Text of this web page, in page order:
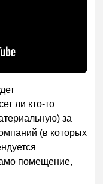
ли кто-то
за
(в которых
помещение,